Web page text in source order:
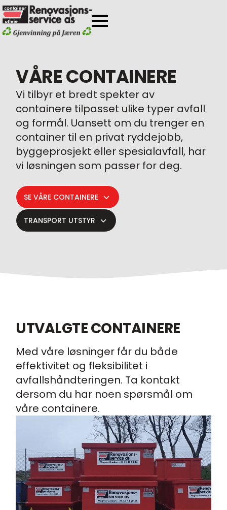
VÅRE CONTAINERE
Vi tilbyr et bredt spekter av
containere tilpasset ulike typer avfall
og formål. Uansett om du trenger en
container til en privat ryddejobb,
byggeprosjekt eller spesialavfall, har
vi løsningen som passer for deg.
SE VÅRE CONTAINERE
TRANSPORT UTSTYR
UTVALGTE CONTAINERE
Med våre løsninger får du både
effektivitet og fleksibilitet i
avfallshåndteringen. Ta kontakt
dersom du har noen spørsmål om
våre containere.